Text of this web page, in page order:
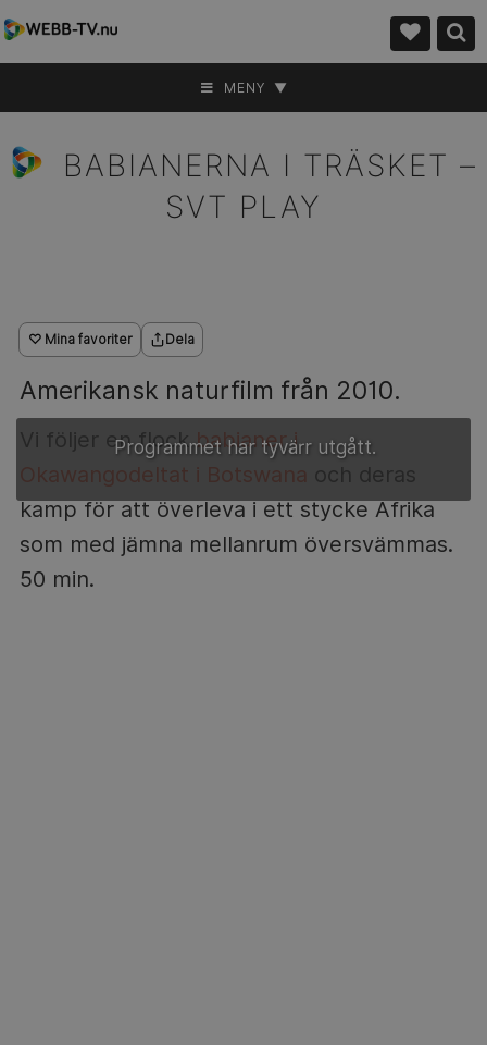
MENY ▼
BABIANERNA I TRÄSKET –
SVT PLAY
♡ Mina favoriter Dela
Amerikansk naturfilm från 2010.
Vi följer en flockbabianer i
Okawangodeltat i Botswana och deras
kamp för att överleva i ett stycke Afrika
som med jämna mellanrum översvämmas.
50 min.
Programmet har tyvärr utgått.